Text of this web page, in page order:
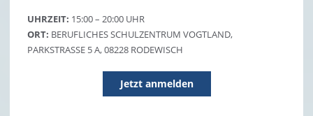
UHRZEIT: 15:00 – 20:00 UHR
ORT: BERUFLICHES SCHULZENTRUM VOGTLAND,
PARKSTRASSE 5 A, 08228 RODEWISCH
Jetzt anmelden